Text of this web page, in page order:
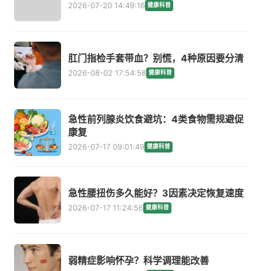
2026-07-20 14:49:16 健康科普
肛门指检手套带血？别慌，4种原因要分清
2026-08-02 17:54:58 健康科普
急性前列腺炎饮食避坑：4类食物需规避促
康复
2026-07-17 09:01:49 健康科普
急性腰扭伤多久能好？3因素决定恢复速度
2026-07-17 11:24:56 健康科普
弱精症影响怀孕？科学调理能改善